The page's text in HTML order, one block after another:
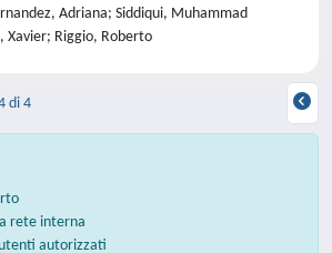
Adriana; Siddiqui, Muhammad
Xavier; Riggio, Roberto
di 4
rete interna
autorizzati